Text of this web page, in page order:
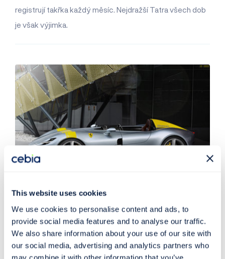
This website uses cookies
We use cookies to personalise content and ads, to
provide social media features and to analyse our traffic.
We also share information about your use of our site with
our social media, advertising and analytics partners who
may combine it with other information that you’ve
registrují takřka každý měsíc. Nejdražší Tatra všech dob
je však výjimka.
Trh s automobily
Jaká zajímavá auta si Češi pořídili v září 2021?
Třeba Ferrari za 40 milionů
V Česku bylo za září nově zaregistrováno 22 879 tisíc